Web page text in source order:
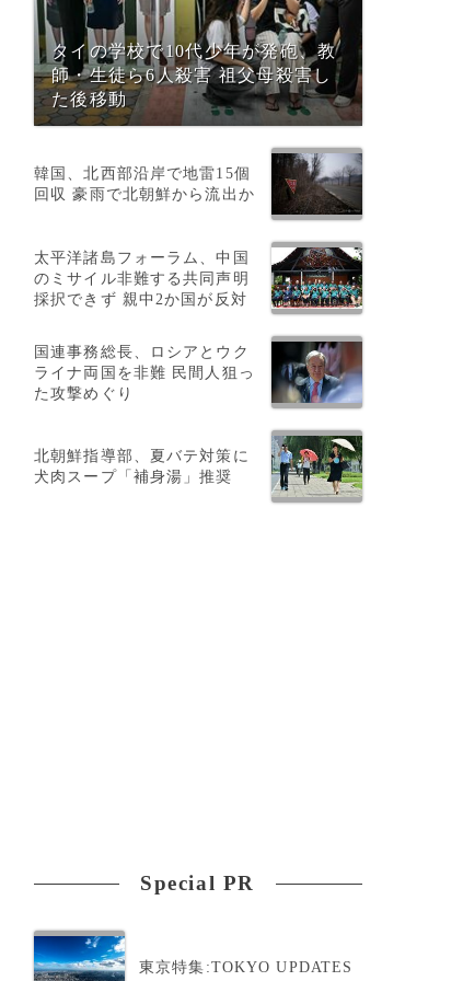
タイの学校で10代少年が発砲、教
師・生徒ら6人殺害 祖父母殺害し
た後移動
韓国、北西部沿岸で地雷15個
回収 豪雨で北朝鮮から流出か
太平洋諸島フォーラム、中国
のミサイル非難する共同声明
採択できず 親中2か国が反対
国連事務総長、ロシアとウク
ライナ両国を非難 民間人狙っ
た攻撃めぐり
北朝鮮指導部、夏バテ対策に
犬肉スープ「補身湯」推奨
Special PR
東京特集:TOKYO UPDATES